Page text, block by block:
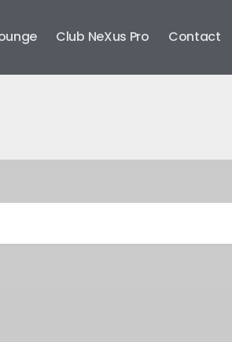
Club NeXus Pro Contact